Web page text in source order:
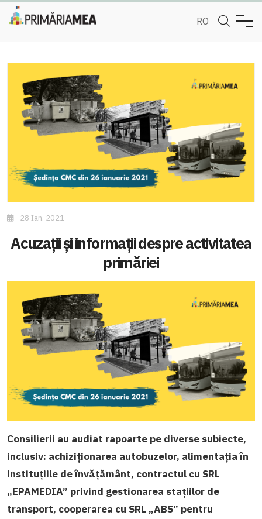
RO
28 Ian. 2021
Acuzații și informații despre activitatea
primăriei
Consilierii au audiat rapoarte pe diverse subiecte,
inclusiv: achiziționarea autobuzelor, alimentația în
instituțiile de învățământ, contractul cu SRL
„EPAMEDIA” privind gestionarea stațiilor de
transport, cooperarea cu SRL „ABS” pentru